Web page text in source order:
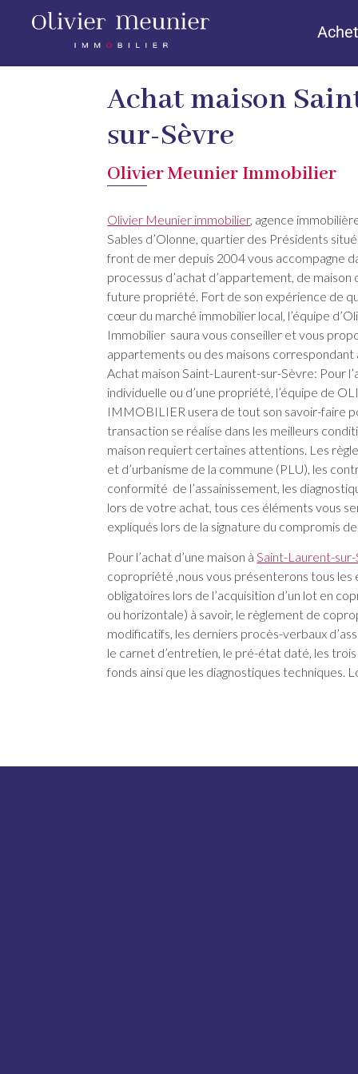
Achat maison
sur-Sèvre
Olivier Meunier Immobilier
Olivier Meunier immobilier, agence
Sables d’Olonne, quartier des Présidents
front de mer depuis 2004 vous accompagne
processus d’achat d’appartement, de
future propriété. Fort de son expérience de
cœur du marché immobilier local, l’équipe
Immobilier saura vous conseiller et vous
appartements ou des maisons correspondant
Achat maison Saint-Laurent-sur-Sèvre: Pour
individuelle ou d’une propriété, l’équipe de
IMMOBILIER usera de tout son savoir-faire
transaction se réalise dans les meilleurs
maison requiert certaines attentions. Les
et d’urbanisme de la commune (PLU), les
conformité de l’assainissement, les
lors de votre achat, tous ces éléments vous
expliqués lors de la signature du compromis
Pour l’achat d’une maison àSaint-Laurent-
copropriété ,nous vous présenterons tous les
obligatoires lors de l’acquisition d’un lot en
ou horizontale) à savoir, le règlement de
modificatifs, les derniers procès-verbaux
le carnet d’entretien, le pré-état daté, les
fonds ainsi que les diagnostiques techniques.